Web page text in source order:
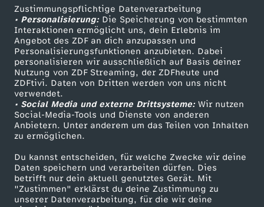
Zustimmungspflichtige Datenverarbeitung
• Personalisierung:Die Speicherung von bestimmten
Interaktionen ermöglicht uns, dein Erlebnis im
Angebot des ZDF an dich anzupassen und
Personalisierungsfunktionen anzubieten. Dabei
personalisieren wir ausschließlich auf Basis deiner
Nutzung von ZDF Streaming, der ZDFheute und
ZDFtivi. Daten von Dritten werden von uns nicht
verwendet.
• Social Media und externe Drittsysteme:Wir nutzen
Social-Media-Tools und Dienste von anderen
Anbietern. Unter anderem um das Teilen von Inhalten
zu ermöglichen.
Du kannst entscheiden, für welche Zwecke wir deine
Daten speichern und verarbeiten dürfen. Dies
betrifft nur dein aktuell genutztes Gerät. Mit
"Zustimmen" erklärst du deine Zustimmung zu
unserer Datenverarbeitung, für die wir deine
i
m
r
e
l
i
g
Livestreams
Sendungen A-Z
TV-Programm
Zuschauerservice
Hilfe
ZDF Unternehmen
Karriere
ZDF goes Schule
Werbefernsehen
Mainzelmännchen